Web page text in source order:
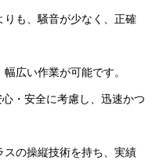
も、騒音が少なく、正確
広い作業が可能です。
・安全に考慮し、迅速かつ
の操縦技術を持ち、実績